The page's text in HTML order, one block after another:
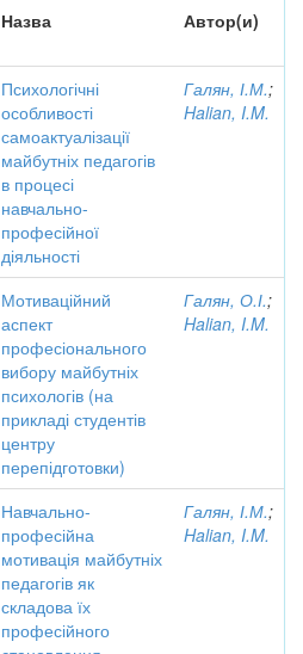
Назва Автор(и)
Психологічні
особливості
самоактуалізації
майбутніх педагогів
в процесі
навчально-
професійної
діяльності
Галян, І.М.;
Halian, I.M.
Мотиваційний
аспект
професіонального
вибору майбутніх
психологів (на
прикладі студентів
центру
перепідготовки)
Галян, О.І.;
Halian, I.M.
Навчально-
професійна
мотивація майбутніх
педагогів як
складова їх
професійного
Галян, І.М.;
Halian, I.M.